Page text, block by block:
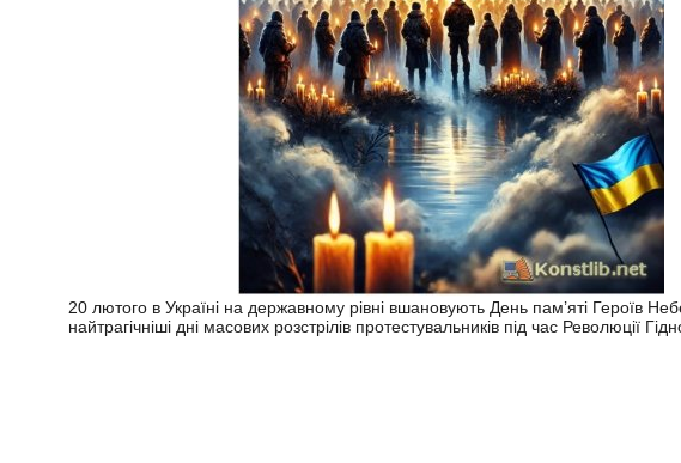
20 лютого в Україні на державному рівні вшановують День пам’яті Героїв
найтрагічніші дні масових розстрілів протестувальників під час Революції